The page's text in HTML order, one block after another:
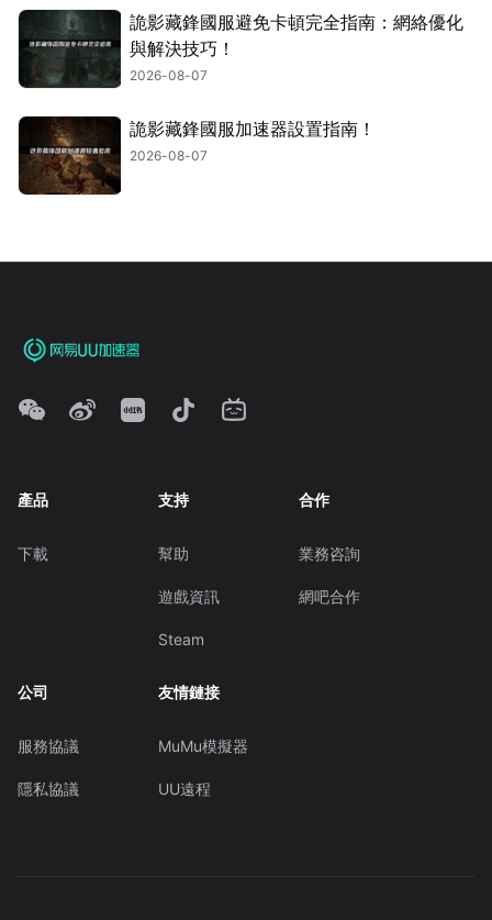
詭影藏鋒國服避免卡頓完全指南：網絡優化
與解決技巧！
2026-08-07
詭影藏鋒國服加速器設置指南！
2026-08-07
產品
下載
支持
幫助
遊戲資訊
Steam
合作
業務咨詢
網吧合作
公司
服務協議
隱私協議
友情鏈接
MuMu模擬器
UU遠程